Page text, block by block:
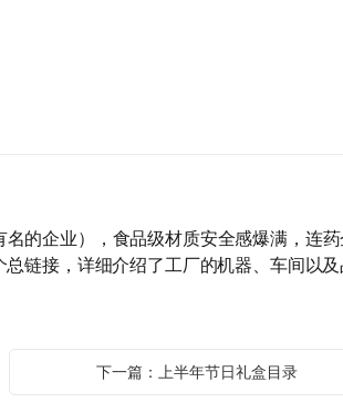
的企业），食品级材质安全感爆满， 连
链接，详细介绍了工厂的机器、车间以
下一篇：上半年节日礼盒目录